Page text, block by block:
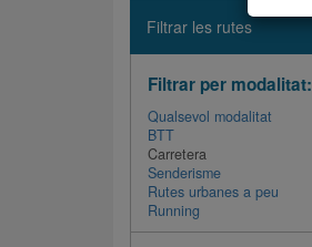
Filtrar les rutes
Filtrar per modalitat:
Qualsevol modalitat
BTT
Carretera
Senderisme
Rutes urbanes a peu
Running